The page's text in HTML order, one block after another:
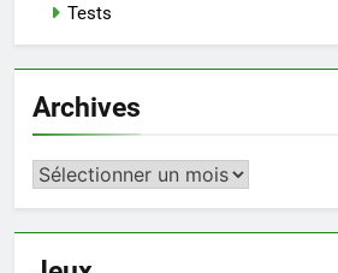
Tests
Archives
Archives